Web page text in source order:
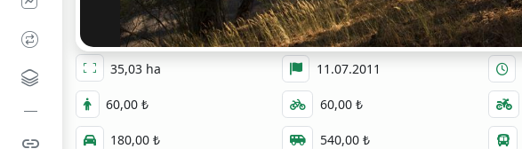
35,03 ha 11.07.2011
60,00 ₺ 60,00 ₺
180,00 ₺ 540,00 ₺